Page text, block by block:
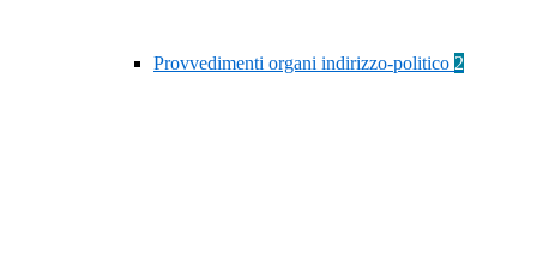
Provvedimenti organi indirizzo-politico 2